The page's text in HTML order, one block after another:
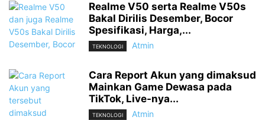
Realme V50 serta Realme V50s
Bakal Dirilis Desember, Bocor
Spesifikasi, Harga,...
TEKNOLOGI Atmin
Cara Report Akun yang dimaksud
Mainkan Game Dewasa pada
TikTok, Live-nya...
TEKNOLOGI Atmin